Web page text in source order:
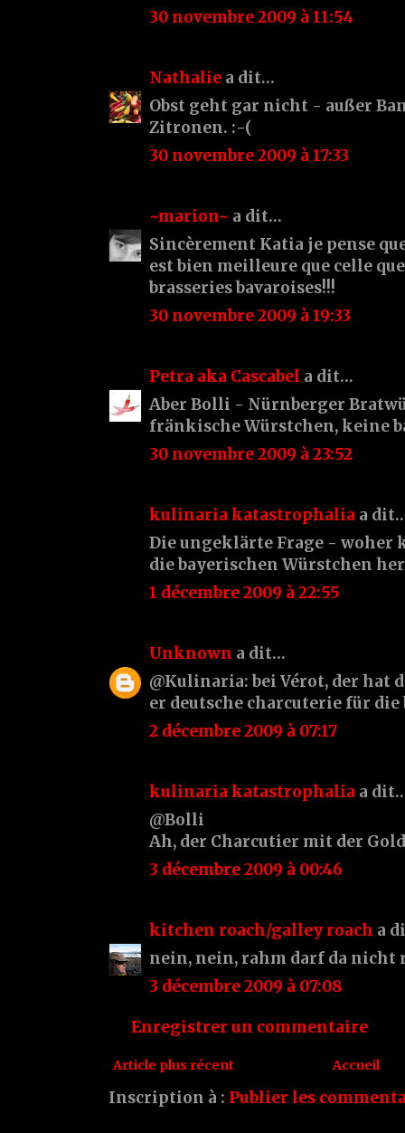
30 novembre 2009 à 11:54
Nathalie a dit…
Obst geht gar nicht - außer
Zitronen. :-(
30 novembre 2009 à 17:33
~marion~ a dit…
Sincèrement Katia je pense
est bien meilleure que celle
brasseries bavaroises!!!
30 novembre 2009 à 19:33
Petra aka Cascabel a dit…
Aber Bolli - Nürnberger
fränkische Würstchen, keine
30 novembre 2009 à 23:52
kulinaria katastrophalia a
Die ungeklärte Frage - woher
die bayerischen Würstchen
1 décembre 2009 à 22:55
Unknown a dit…
@Kulinaria: bei Vérot, der hat
er deutsche charcuterie für die
2 décembre 2009 à 07:17
kulinaria katastrophalia a
@Bolli
Ah, der Charcutier mit der
3 décembre 2009 à 00:46
kitchen roach/galley roach a
nein, nein, rahm darf da nicht
3 décembre 2009 à 07:08
Enregistrer un commentaire
Article plus récent Accueil
Inscription à : Publier les